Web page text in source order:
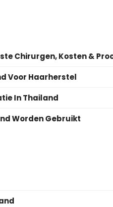
Chirurgen, Kosten &
Voor Haarherstel
In Thailand
Worden Gebruikt